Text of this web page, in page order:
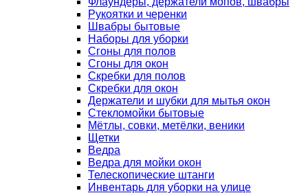
Рукоятки и черенки
Швабры бытовые
Наборы для уборки
Сгоны для полов
Сгоны для окон
Скребки для полов
Скребки для окон
Держатели и шубки для мытья окон
Стекломойки бытовые
Мётлы, совки, метёлки, веники
Щетки
Ведра
Ведра для мойки окон
Телескопические штанги
Инвентарь для уборки на улице